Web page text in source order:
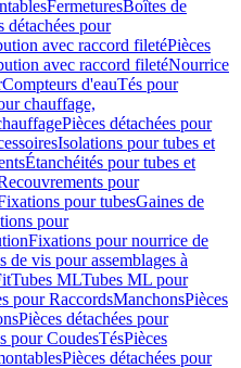
FermeturesBoîtes de
détachées pour
avec raccord filetéPièces
avec raccord filetéNourrice
Compteurs d'eauTés pour
chauffage,
Pièces détachées pour
Isolations pour tubes et
Étanchéités pour tubes et
pour
pour tubesGaines de
pour
Fixations pour nourrice de
de vis pour assemblages à
Tubes MLTubes ML pour
pour RaccordsManchonsPièces
Pièces détachées pour
pour CoudesTésPièces
Pièces détachées pour